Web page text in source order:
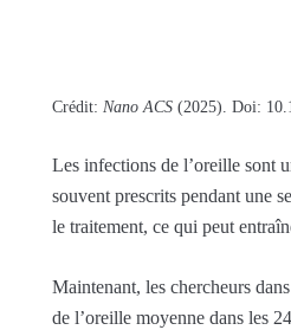
Crédit: Nano ACS (2025). Doi:
Les infections de l’oreille sont
souvent prescrits pendant une
le traitement, ce qui peut
Maintenant, les chercheurs dans
de l’oreille moyenne dans les